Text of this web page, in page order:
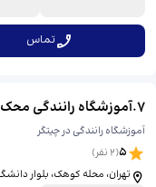
تماس
7
.آموزشگاه رانندگی محک
آموزشگاه رانندگی در چیتگر
5
(
2نفر)
تهران، محله کوهک، بلوار دانشگاه - منطقه ۲۲ بلوار کوهک انتهای نسیم هفتم